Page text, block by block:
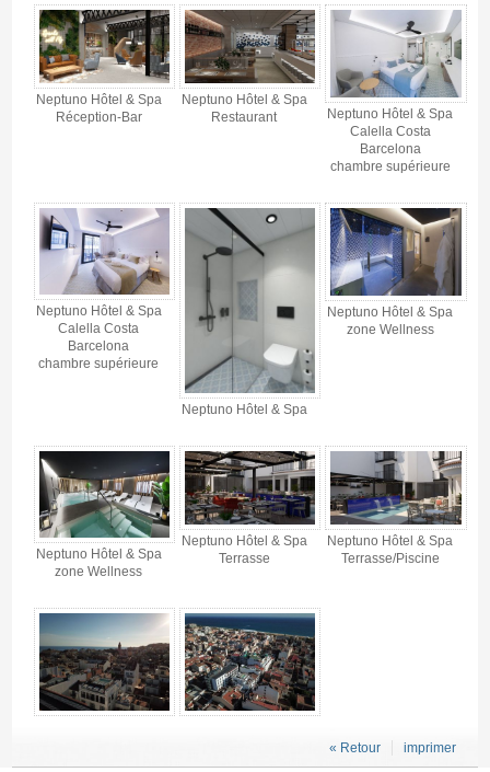
Neptuno Hôtel & Spa
Réception-Bar
Neptuno Hôtel & Spa
Restaurant
Neptuno Hôtel & Spa
Calella Costa
Barcelona
chambre supérieure
Neptuno Hôtel & Spa
Calella Costa
Barcelona
chambre supérieure
Neptuno Hôtel & Spa
Neptuno Hôtel & Spa
zone Wellness
Neptuno Hôtel & Spa
zone Wellness
Neptuno Hôtel & Spa
Terrasse
Neptuno Hôtel & Spa
Terrasse/Piscine
imprimer
« Retour